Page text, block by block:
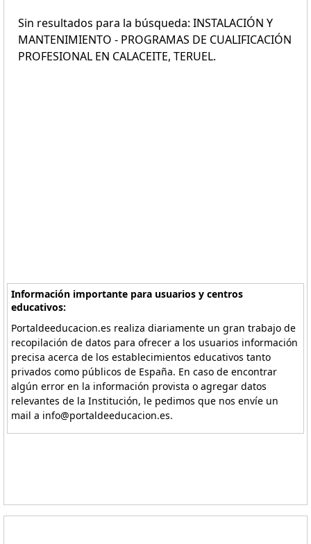
Sin resultados para la búsqueda: INSTALACIÓN Y
MANTENIMIENTO - PROGRAMAS DE CUALIFICACIÓN
PROFESIONAL EN CALACEITE, TERUEL.
Información importante para usuarios y centros
educativos:
Portaldeeducacion.es realiza diariamente un gran trabajo de
recopilación de datos para ofrecer a los usuarios información
precisa acerca de los establecimientos educativos tanto
privados como públicos de España. En caso de encontrar
algún error en la información provista o agregar datos
relevantes de la Institución, le pedimos que nos envíe un
mail a info@portaldeeducacion.es.